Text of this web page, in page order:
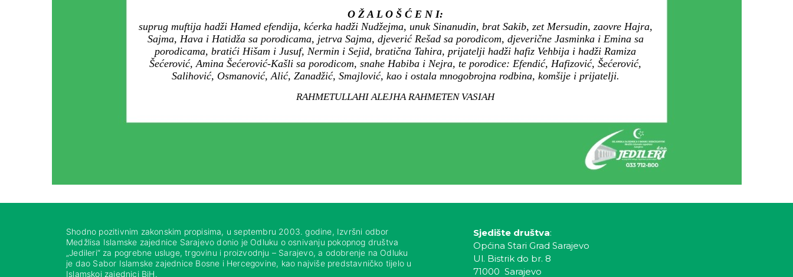
O Ž A L O Š Ć E N I:
suprug muftija hadži Hamed efendija, kćerka hadži Nudžejma, unuk Sinanudin, brat Sakib, zet Mersudin, zaovre Hajra,
Sajma, Hava i Hatidža sa porodicama, jetrva Sajma, djeverić Rešad sa porodicom, djeverične Jasminka i Emina sa
porodicama, bratići Hišam i Jusuf, Nermin i Sejid, bratična Tahira, prijatelji hadži hafiz Vehbija i hadži Ramiza
Šećerović, Amina Šećerović-Kašli sa porodicom, snahe Habiba i Nejra, te porodice: Efendić, Hafizović, Šećerović,
Salihović, Osmanović, Alić, Zanadžić, Smajlović, kao i ostala mnogobrojna rodbina, komšije i prijatelji.
RAHMETULLAHI ALEJHA RAHMETEN VASIAH
Shodno pozitivnim zakonskim propisima, u septembru 2003. godine, Izvršni odbor
Medžlisa Islamske zajednice Sarajevo donio je Odluku o osnivanju pokopnog društva
„Jedileri“ za pogrebne usluge, trgovinu i proizvodnju – Sarajevo, a odobrenje na Odluku
je dao Sabor Islamske zajednice Bosne i Hercegovine, kao najviše predstavničko tijelo u
Islamskoj zajednici BiH.
Sjedište društva:
Općina Stari Grad Sarajevo
Ul. Bistrik do br. 8
71000 Sarajevo